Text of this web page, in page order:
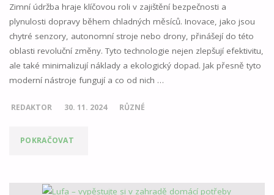
Zimní údržba hraje klíčovou roli v zajištění bezpečnosti a
plynulosti dopravy během chladných měsíců. Inovace, jako jsou
chytré senzory, autonomní stroje nebo drony, přinášejí do této
oblasti revoluční změny. Tyto technologie nejen zlepšují efektivitu,
ale také minimalizují náklady a ekologický dopad. Jak přesně tyto
moderní nástroje fungují a co od nich …
REDAKTOR 30. 11. 2024 RŮZNÉ
POKRAČOVAT
V